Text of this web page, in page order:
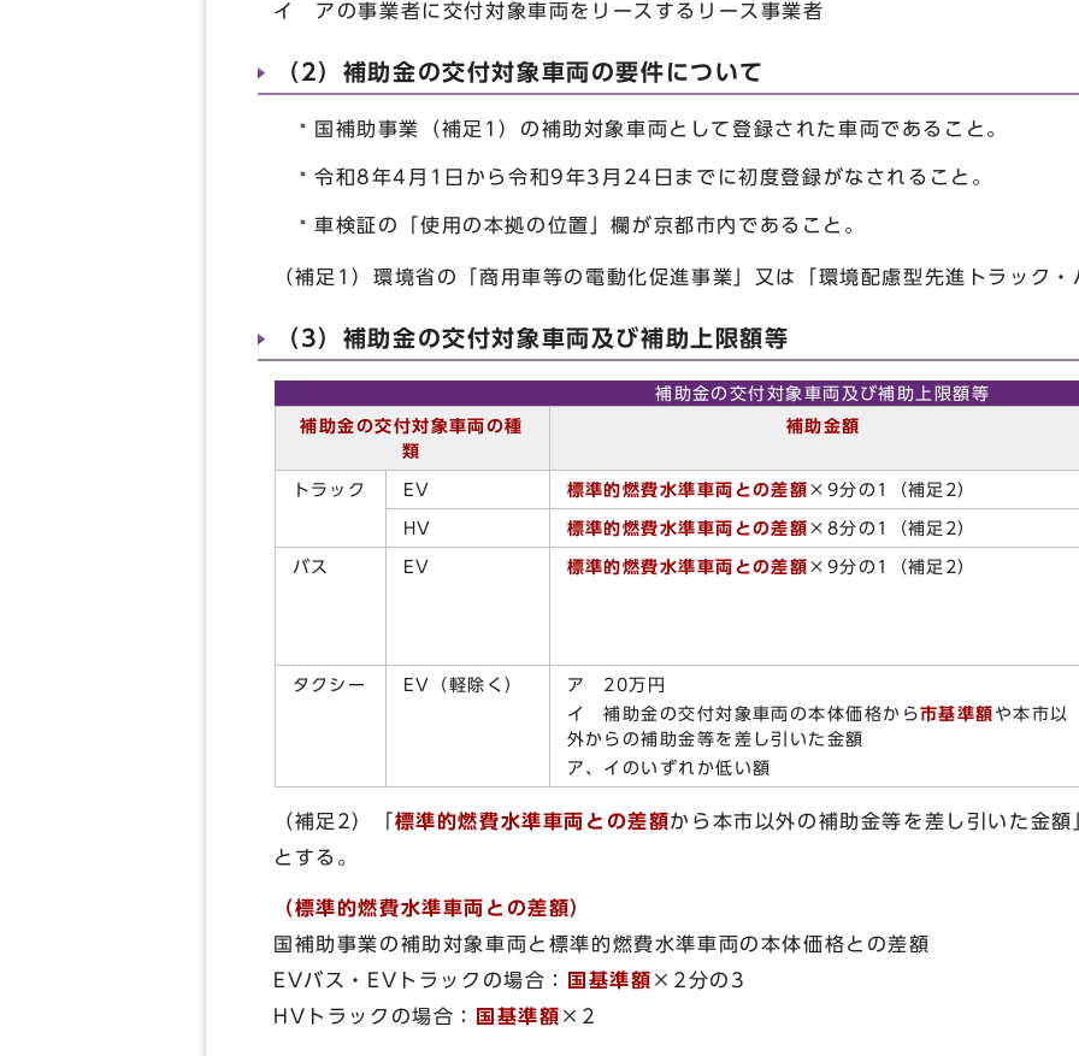
イ アの事業者に交付対象車両をリースするリース事業者
（2）補助金の交付対象車両の要件について
国補助事業（補足1）の補助対象車両として登録された車両であること。
令和8年4月1日から令和9年3月24日までに初度登録がなされること。
車検証の「使用の本拠の位置」欄が京都市内であること。
（補足1）環境省の「商用車等の電動化促進事業」又は「環境配慮型先進トラック
（3）補助金の交付対象車両及び補助上限額等
補助金の交付対象車両及び補助上限額等
補助金の交付対象車両の種
類
補助金額
トラック EV 標準的燃費水準車両との差額 ×9分の1（補足2）
HV 標準的燃費水準車両との差額 ×8分の1（補足2）
バス EV 標準的燃費水準車両との差額 ×9分の1（補足2）
タクシー EV（軽除く）
ア 20万円
イ 補助金の交付対象車両の本体価格から市基準額 や本市以
外からの補助金等を差し引いた金額
ア、イのいずれか低い額
（補足2）「 標準的燃費水準車両との差額から本市以外の補助金等を差し引いた金
とする。
（標準的燃費水準車両との差額）
国補助事業の補助対象車両と標準的燃費水準車両の本体価格との差額
EVバス・EVトラックの場合：
国基準額 ×2分の3
HVトラックの場合：
国基準額 ×2